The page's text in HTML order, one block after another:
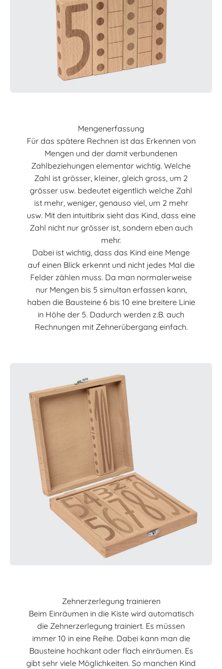
Mengenerfassung
Für das spätere Rechnen ist das Erkennen von
Mengen und der damit verbundenen
Zahlbeziehungen elementar wichtig. Welche
Zahl ist grösser, kleiner, gleich gross, um 2
grösser usw. bedeutet eigentlich welche Zahl
ist mehr, weniger, genauso viel, um 2 mehr
usw. Mit den intuitibrix sieht das Kind, dass eine
Zahl nicht nur grösser ist, sondern eben auch
mehr.
Dabei ist wichtig, dass das Kind eine Menge
auf einen Blick erkennt und nicht jedes Mal die
Felder zählen muss. Da man normalerweise
nur Mengen bis 5 simultan erfassen kann,
haben die Bausteine 6 bis 10 eine breitere Linie
in Höhe der 5. Dadurch werden z.B. auch
Rechnungen mit Zehnerübergang einfach.
Zehnerzerlegung trainieren
Beim Einräumen in die Kiste wird automatisch
die Zehnerzerlegung trainiert. Es müssen
immer 10 in eine Reihe. Dabei kann man die
Bausteine hochkant oder flach einräumen. Es
gibt sehr viele Möglichkeiten. So manchen Kind